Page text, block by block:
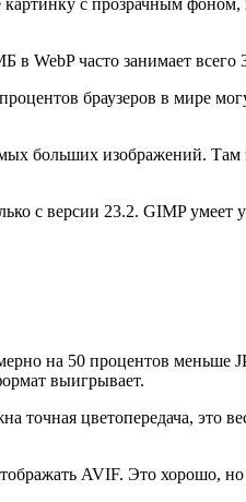
с прозрачным фоном,
WebP часто занимает всего
браузеров в мире
больших изображений. Там
с версии 23.2. GIMP умеет
на 50 процентов меньше
выигрывает.
точная цветопередача, это
AVIF. Это хорошо,